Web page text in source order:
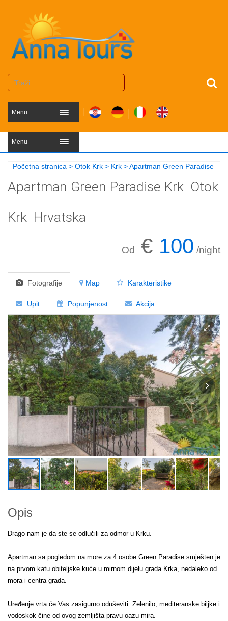
Menu
Menu
Početna stranica > Otok Krk > Krk >Apartman Green Paradise
Apartman Green Paradise Krk Otok
Krk Hrvatska
Od € 100 /night
Fotografije Map Karakteristike
Upit Popunjenost Akcija
Opis
Drago nam je da ste se odlučili za odmor u Krku.
Apartman sa pogledom na more za 4 osobe Green Paradise smješten je
na prvom katu obiteljske kuće u mirnom dijelu grada Krka, nedaleko od
mora i centra grada.
Uređenje vrta će Vas zasigurno oduševiti. Zelenilo, mediteranske biljke i
vodoskok čine od ovog zemljišta pravu oazu mira.